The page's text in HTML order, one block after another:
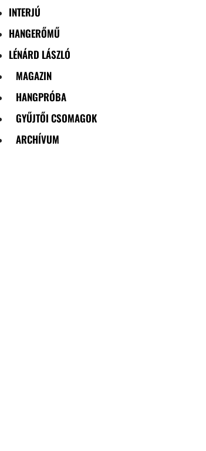
INTERJÚ
HANGERŐMŰ
LÉNÁRD LÁSZLÓ
MAGAZIN
HANGPRÓBA
GYŰJTŐI CSOMAGOK
ARCHÍVUM